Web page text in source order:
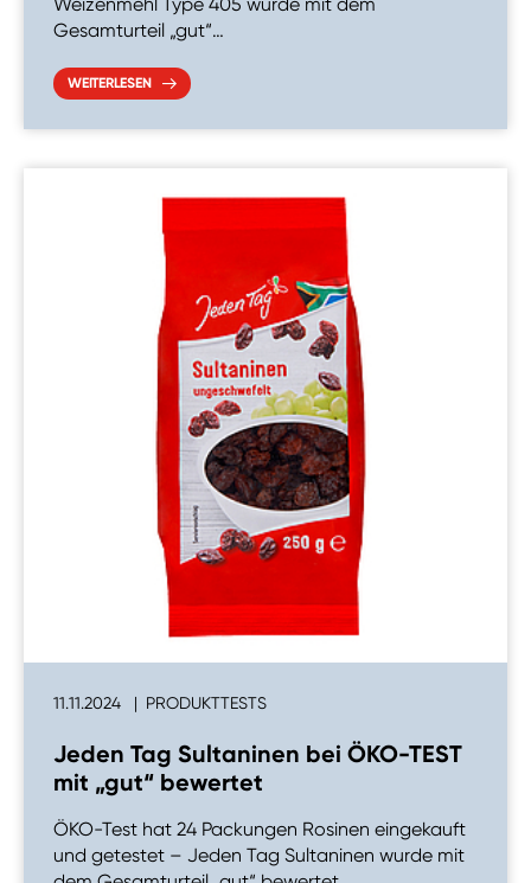
Gesamturteil „gut“…
WEITERLESEN
11.11.2024 PRODUKTTESTS
Jeden Tag Sultaninen bei ÖKO-TEST
mit „gut“ bewertet
ÖKO-Test hat 24 Packungen Rosinen eingekauft
und getestet – Jeden Tag Sultaninen wurde mit